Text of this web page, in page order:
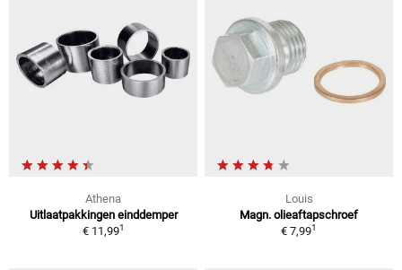
Athena
Uitlaatpakkingen einddemper
€ 11,991
Louis
Magn. olieaftapschroef
€ 7,991